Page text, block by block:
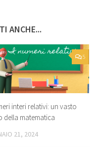
ANCHE...
5
interi relativi: un vasto
della matematica
21, 2024